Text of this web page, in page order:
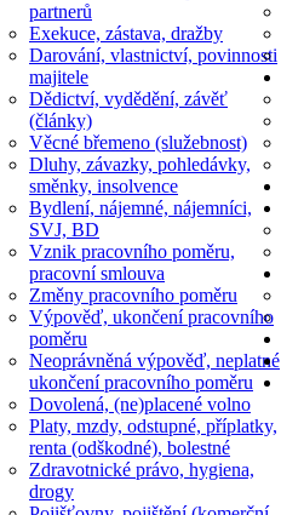
partnerů
Exekuce, zástava, dražby
Darování, vlastnictví, povinnosti
majitele
Dědictví, vydědění, závěť
(články)
Věcné břemeno (služebnost)
Dluhy, závazky, pohledávky,
směnky, insolvence
Bydlení, nájemné, nájemníci,
SVJ, BD
Vznik pracovního poměru,
pracovní smlouva
Změny pracovního poměru
Výpověď, ukončení pracovního
poměru
Neoprávněná výpověď, neplatné
ukončení pracovního poměru
Dovolená, (ne)placené volno
Platy, mzdy, odstupné, příplatky,
renta (odškodné), bolestné
Zdravotnické právo, hygiena,
drogy